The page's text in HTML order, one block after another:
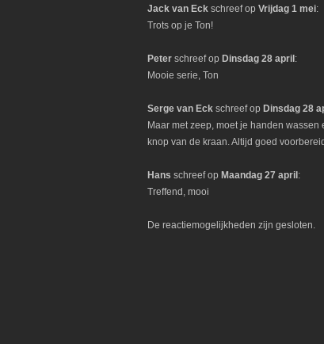
Jack van Eck schreef op Vrijdag 1 mei:
Trots op je Ton!
Peter schreef op Dinsdag 28 april :
Mooie serie, Ton
Serge van Eck schreef op Dinsdag 28
Maar met zeep, moet je handen
knop van de kraan. Altijd goed
Hans schreef op Maandag 27 april :
Treffend, mooi
De reactiemogelijkheden zijn gesloten.